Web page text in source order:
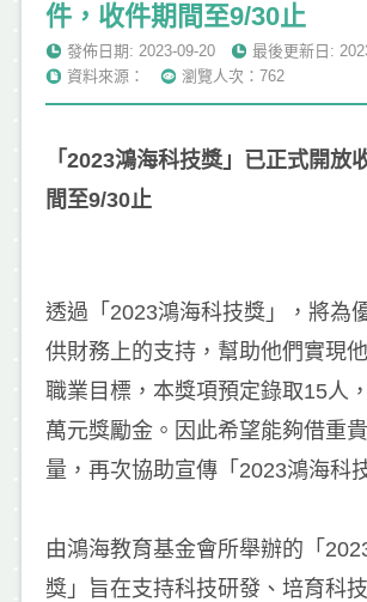
件，收件期間至9/30止
發佈日期: 2023-09-20
最後更新日:
資料來源：
瀏覽人次：762
「2023鴻海科技獎」已正式開放
間至9/30止
透過「2023鴻海科技獎」，將為
供財務上的支持，幫助他們實現
職業目標，本獎項預定錄取15人
萬元獎勵金。因此希望能夠借重
量，再次協助宣傳「2023鴻海科
由鴻海教育基金會所舉辦的「
獎」旨在支持科技研發、培育科